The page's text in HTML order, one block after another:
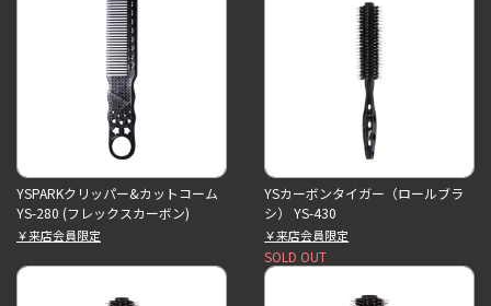
YSPARKクリッパー&カットコーム
YS-280 (フレックスカーボン)
￥来店会員限定
YSカーボンタイガー（ロールブラ
シ） YS-430
￥来店会員限定
SOLD OUT